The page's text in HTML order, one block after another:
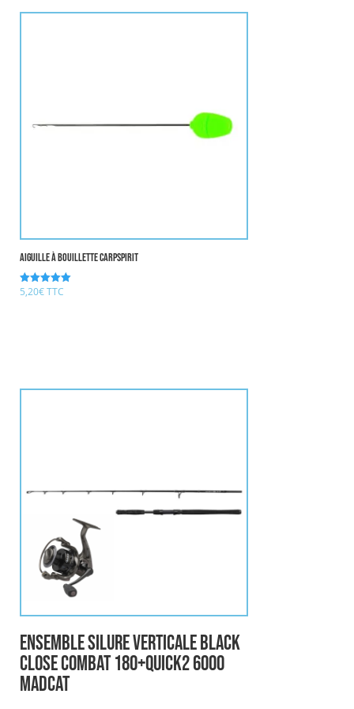
aiguille à bouillette CARPSPIRIT
Note
5,20€ TTC
Ensemble Silure verticale BLACK
CLOSE COMBAT 180+QUICK2 6000
MADCAT